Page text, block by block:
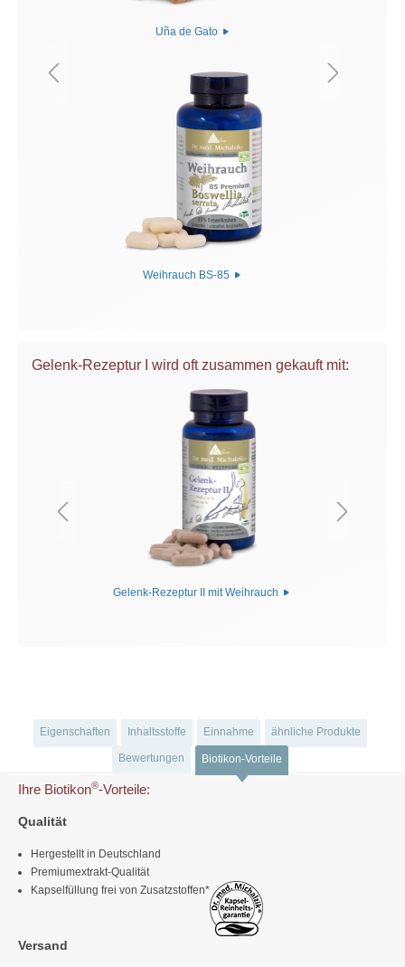
Uña de Gato
Weihrauch BS-85
Gelenk-Rezeptur I wird oft zusammen gekauft mit:
Gelenk-Rezeptur II mit Weihrauch
Eigenschaften Inhaltsstoffe Einnahme ähnliche Produkte
Bewertungen Biotikon-Vorteile
Ihre Biotikon®-Vorteile:
Qualität
Hergestellt in Deutschland
Premiumextrakt-Qualität
Kapselfüllung frei von Zusatzstoffen*
Versand